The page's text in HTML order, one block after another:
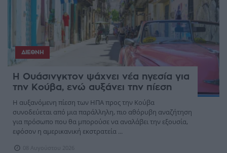
ΔΙΕΘΝΉ
Η Ουάσινγκτον ψάχνει νέα ηγεσία για
την Κούβα, ενώ αυξάνει την πίεση
Η αυξανόμενη πίεση των ΗΠΑ προς την Κούβα
συνοδεύεται από μια παράλληλη, πιο αθόρυβη αναζήτηση
για πρόσωπο που θα μπορούσε να αναλάβει την εξουσία,
εφόσον η αμερικανική εκστρατεία ...
08 Αυγούστου 2026